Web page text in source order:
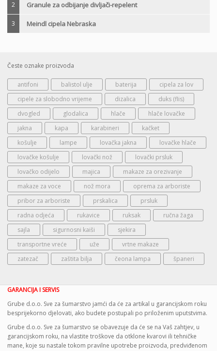
2 Granule za odbijanje divljači-repelent
3 Meindl cipela Nebraska
Česte oznake proizvoda
antifoni balistol ulje baterija
cipela za lov
cipele za slobodno vrijeme
dizalica
duks (flis)
dvogled
glodalica hlače
hlače lovačke
jakna
kapa karabineri
kačket
košulje
lampe lovačka jakna
lovačke hlače
lovačke košulje
lovački nož
lovački prsluk
lovačko odijelo
majica
makaze za orezivanje
makaze za voce
nož mora
oprema za arboriste
pribor za arboriste
prskalica
prsluk
radna odjeća
rukavice ruksak
ručna žaga
sajla
sigurnosni kaiši
sjekira
transportne vreće
uže
vrtne makaze
zatezač
zaštita bilja čeona lampa španeri
GARANCIJA I SERVIS
Grube d.o.o. Sve za šumarstvo jamći da će za artikal u garancijskom roku
besprijekorno djelovati, ako budete postupali po priloženim uputstvima.
Grube d.o.o. Sve za šumarstvo se obavezuje da će se na Vaš zahtjev, u
garancijskom roku, na vlastite troškove da otklone kvarovi ili tehničke
mane, koje su nastale tokom pravilne upotrebe proizvoda, predviđenom